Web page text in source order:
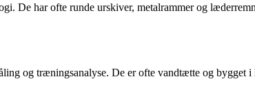
De har ofte runde urskiver, metalrammer og
og træningsanalyse. De er ofte vandtætte og bygget